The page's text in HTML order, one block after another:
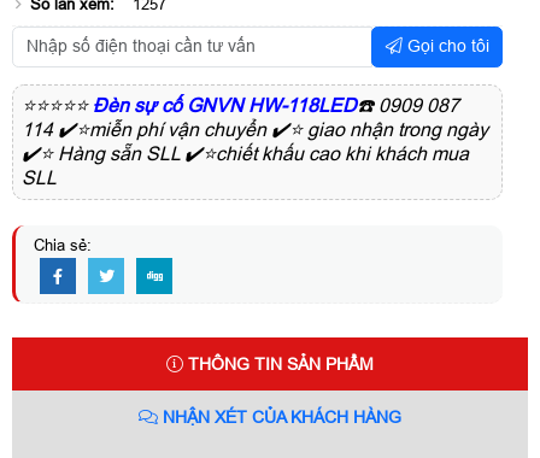
Số lần xem: 1257
Gọi cho tôi
⭐⭐⭐⭐⭐ Đèn sự cố GNVN HW-118LED☎️ 0909 087
114 ✔️⭐miễn phí vận chuyển ✔️⭐ giao nhận trong ngày
✔️⭐ Hàng sẵn SLL ✔️⭐chiết khấu cao khi khách mua
SLL
Chia sẻ:
THÔNG TIN SẢN PHẨM
NHẬN XÉT CỦA KHÁCH HÀNG